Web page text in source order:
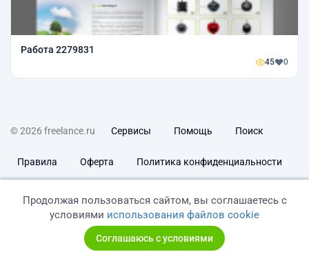
Работа 2279831
45 0
© 2026 freelance.ru Сервисы Помощь Поиск
Правила Оферта Политика конфиденциальности
Продолжая пользоваться сайтом, вы соглашаетесь с
условиями использования файлов cookie
Соглашаюсь с условиями